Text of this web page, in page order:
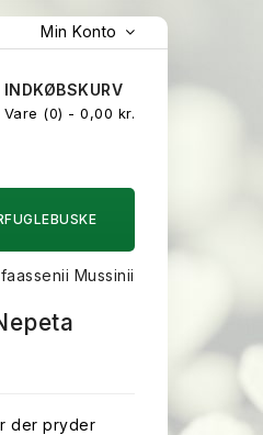
Min Konto
INDKØBSKURV
Vare 0 - 0,00 kr.
Mussinii
der pryder